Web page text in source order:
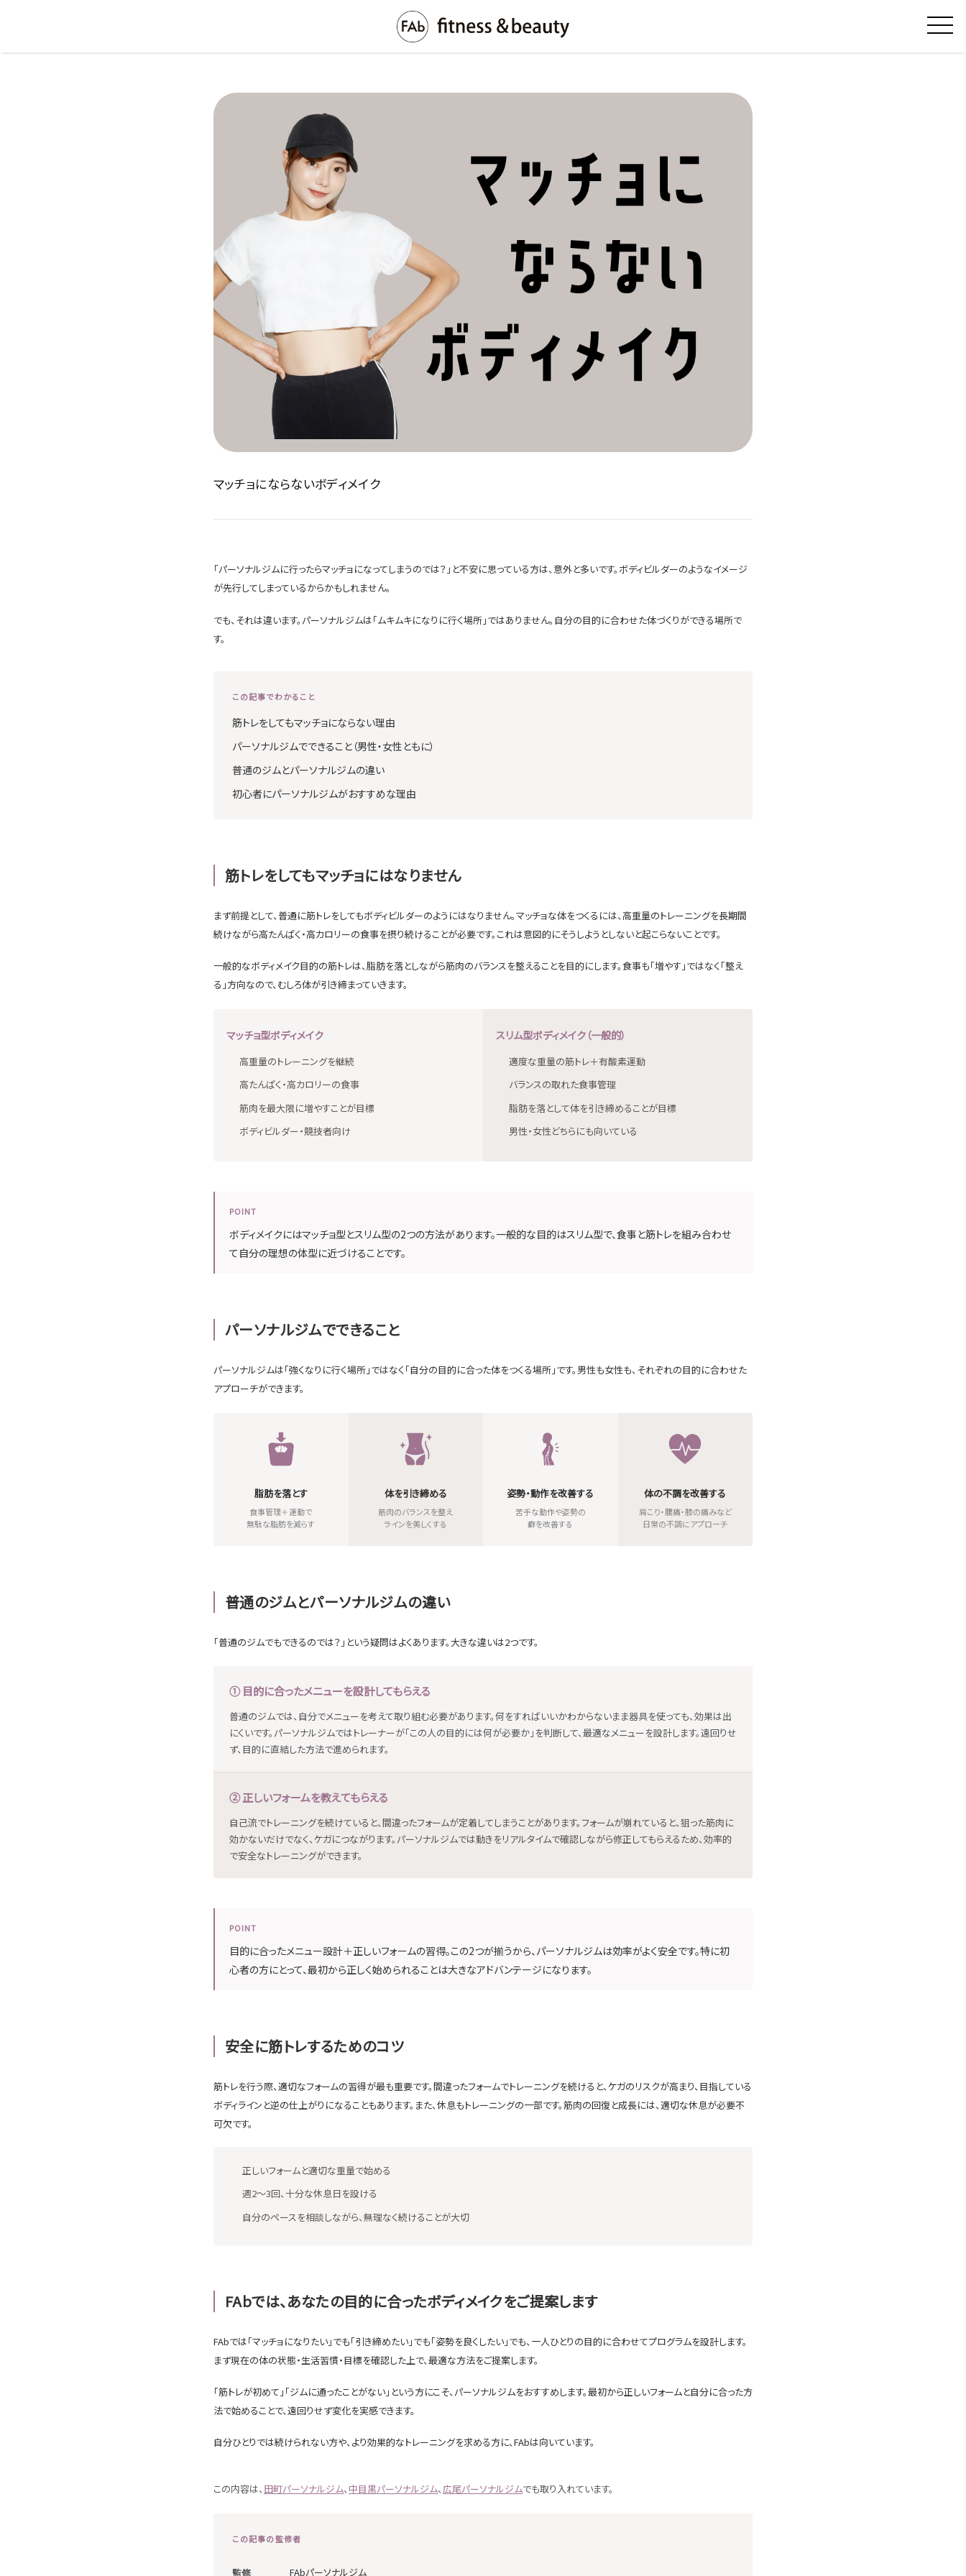
マッチョにならないボディメイク
「パーソナルジムに行ったらマッチョになってしまうのでは？」と不安に思っている方は、意外と多いです。ボディビルダーのようなイメージ
が先行してしまっているからかもしれません。
でも、それは違います。パーソナルジムは「ムキムキになりに行く場所」ではありません。自分の目的に合わせた体づくりができる場所で
す。
この記事でわかること
筋トレをしてもマッチョにならない理由
パーソナルジムでできること（男性・女性ともに）
普通のジムとパーソナルジムの違い
初心者にパーソナルジムがおすすめな理由
筋トレをしてもマッチョにはなりません
まず前提として、普通に筋トレをしてもボディビルダーのようにはなりません。マッチョな体をつくるには、高重量のトレーニングを長期間
続けながら高たんぱく・高カロリーの食事を摂り続けることが必要です。これは意図的にそうしようとしないと起こらないことです。
一般的なボディメイク目的の筋トレは、脂肪を落としながら筋肉のバランスを整えることを目的にします。食事も「増やす」ではなく「整え
る」方向なので、むしろ体が引き締まっていきます。
マッチョ型ボディメイク
高重量のトレーニングを継続
高たんぱく・高カロリーの食事
筋肉を最大限に増やすことが目標
ボディビルダー・競技者向け
スリム型ボディメイク（一般的）
適度な重量の筋トレ＋有酸素運動
バランスの取れた食事管理
脂肪を落として体を引き締めることが目標
男性・女性どちらにも向いている
POINT
ボディメイクにはマッチョ型とスリム型の2つの方法があります。一般的な目的はスリム型で、食事と筋トレを組み合わせ
て自分の理想の体型に近づけることです。
パーソナルジムでできること
パーソナルジムは「強くなりに行く場所」ではなく「自分の目的に合った体をつくる場所」です。男性も女性も、それぞれの目的に合わせた
アプローチができます。
脂肪を落とす
食事管理＋運動で
無駄な脂肪を減らす
体を引き締める
筋肉のバランスを整え
ラインを美しくする
姿勢・動作を改善する
苦手な動作や姿勢の
癖を改善する
体の不調を改善する
肩こり・腰痛・膝の痛みなど
日常の不調にアプローチ
普通のジムとパーソナルジムの違い
「普通のジムでもできるのでは？」という疑問はよくあります。大きな違いは2つです。
① 目的に合ったメニューを設計してもらえる
普通のジムでは、自分でメニューを考えて取り組む必要があります。何をすればいいかわからないまま器具を使っても、効果は出
にくいです。パーソナルジムではトレーナーが「この人の目的には何が必要か」を判断して、最適なメニューを設計します。遠回りせ
ず、目的に直結した方法で進められます。
② 正しいフォームを教えてもらえる
自己流でトレーニングを続けていると、間違ったフォームが定着してしまうことがあります。フォームが崩れていると、狙った筋肉に
効かないだけでなく、ケガにつながります。パーソナルジムでは動きをリアルタイムで確認しながら修正してもらえるため、効率的
で安全なトレーニングができます。
POINT
目的に合ったメニュー設計＋正しいフォームの習得。この2つが揃うから、パーソナルジムは効率がよく安全です。特に初
心者の方にとって、最初から正しく始められることは大きなアドバンテージになります。
安全に筋トレするためのコツ
筋トレを行う際、適切なフォームの習得が最も重要です。間違ったフォームでトレーニングを続けると、ケガのリスクが高まり、目指している
ボディラインと逆の仕上がりになることもあります。また、休息もトレーニングの一部です。筋肉の回復と成長には、適切な休息が必要不
可欠です。
正しいフォームと適切な重量で始める
週2〜3回、十分な休息日を設ける
自分のペースを相談しながら、無理なく続けることが大切
FAbでは、あなたの目的に合ったボディメイクをご提案します
FAbでは「マッチョになりたい」でも「引き締めたい」でも「姿勢を良くしたい」でも、一人ひとりの目的に合わせてプログラムを設計します。
まず現在の体の状態・生活習慣・目標を確認した上で、最適な方法をご提案します。
「筋トレが初めて」「ジムに通ったことがない」という方にこそ、パーソナルジムをおすすめします。最初から正しいフォームと自分に合った方
法で始めることで、遠回りせず変化を実感できます。
自分ひとりでは続けられない方や、より効果的なトレーニングを求める方に、FAbは向いています。
この内容は、 田町パーソナルジム、 中目黒パーソナルジム、広尾パーソナルジムでも取り入れています。
この記事の監修者
監修 FAbパーソナルジム